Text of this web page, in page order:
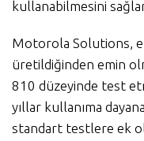
kullanabilmesini
Motorola Solutions,
üretildiğinden emin
810 düzeyinde test
yıllar kullanıma
standart testlere ek